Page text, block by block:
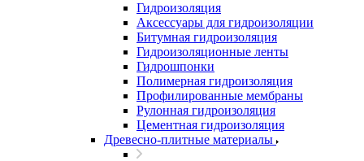
Гидроизоляция
Аксессуары для гидроизоляции
Битумная гидроизоляция
Гидроизоляционные ленты
Гидрошпонки
Полимерная гидроизоляция
Профилированные мембраны
Рулонная гидроизоляция
Цементная гидроизоляция
Древесно-плитные материалы